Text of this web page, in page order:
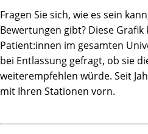
Fragen Sie sich, wie es sein
Bewertungen gibt? Diese
Patient:innen im gesamten
bei Entlassung gefragt, ob sie
weiterempfehlen würde. Seit
mit Ihren Stationen vorn.